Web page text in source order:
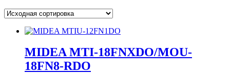
MIDEA MTI-18FNXDO/MOU-
18FN8-RDO